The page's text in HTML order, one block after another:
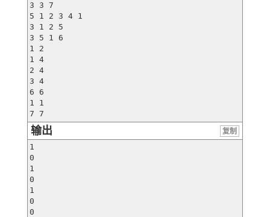
3 3 7
5 1 2 3 4 1
3 1 2 5
3 5 1 6
1 2
1 4
2 4
3 4
6 6
1 1
7 7
输出
复制
1
0
1
0
1
0
0